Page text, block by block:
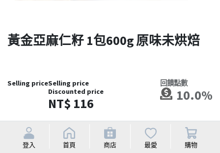
黃金亞麻仁籽 1包600g 原味未烘焙
Selling priceSelling price
Discounted price
NT$ 116
回饋點數
10.0%
登入 首頁 商店 最愛 購物